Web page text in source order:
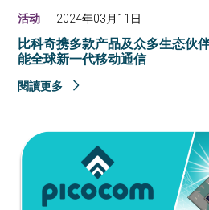
活动 2024年03月11日
比科奇携多款产品及众多生态伙
能全球新一代移动通信
閱讀更多